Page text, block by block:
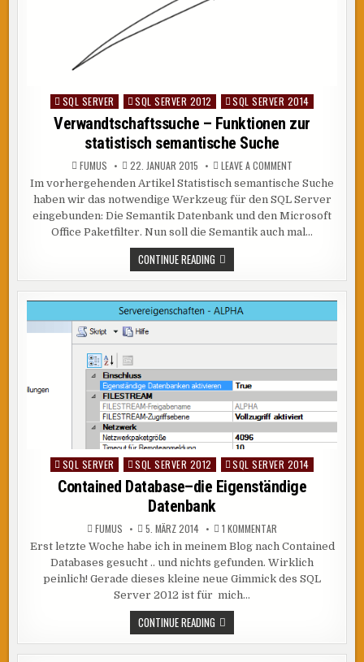
Posted
in
SQL SERVER SQL SERVER 2012 SQL SERVER 2014
Verwandtschaftssuche – Funktionen zur
statistisch semantische Suche
FUMUS 22. JANUAR 2015 LEAVE A COMMENT
–
FUNKTIONEN
ZUR
STATISTISCH
SEMANTISCHE
SUCHE
Im vorhergehenden Artikel Statistisch semantische Suche
haben wir das notwendige Werkzeug für den SQL Server
eingebunden: Die Semantik Datenbank und den Microsoft
Office Paketfilter. Nun soll die Semantik auch mal…
CONTINUE READING VERWANDTSCHAFTSSUCHE
–
FUNKTIONEN
ZUR
STATISTISCH
SEMANTISCHE
SUCHE
Posted
in
SQL SERVER SQL SERVER 2012 SQL SERVER 2014
Contained Database–die Eigenständige
Datenbank
FUMUS 5. MÄRZ 2014 1 KOMMENTAR
DATABASE–
DIE
EIGENSTÄNDIGE
DATENBANK
Erst letzte Woche habe ich in meinem Blog nach Contained
Databases gesucht .. und nichts gefunden. Wirklich
peinlich! Gerade dieses kleine neue Gimmick des SQL
Server 2012 ist für mich…
CONTINUE READING CONTAINED
DATABASE–
DIE
EIGENSTÄNDIGE